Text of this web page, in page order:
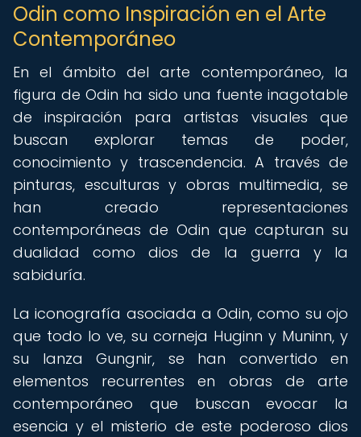
Odin como Inspiración en el Arte
Contemporáneo
En el ámbito del arte contemporáneo, la
figura de Odin ha sido una fuente inagotable
de inspiración para artistas visuales que
buscan explorar temas de poder,
conocimiento y trascendencia. A través de
pinturas, esculturas y obras multimedia, se
han creado representaciones
contemporáneas de Odin que capturan su
dualidad como dios de la guerra y la
sabiduría.
La iconografía asociada a Odin, como su ojo
que todo lo ve, su corneja Huginn y Muninn, y
su lanza Gungnir, se han convertido en
elementos recurrentes en obras de arte
contemporáneo que buscan evocar la
esencia y el misterio de este poderoso dios